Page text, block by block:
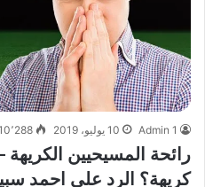
Admin 1 10 يوليو، 2019
رائحة المسيحيين
كريهة؟ الرد على احمد